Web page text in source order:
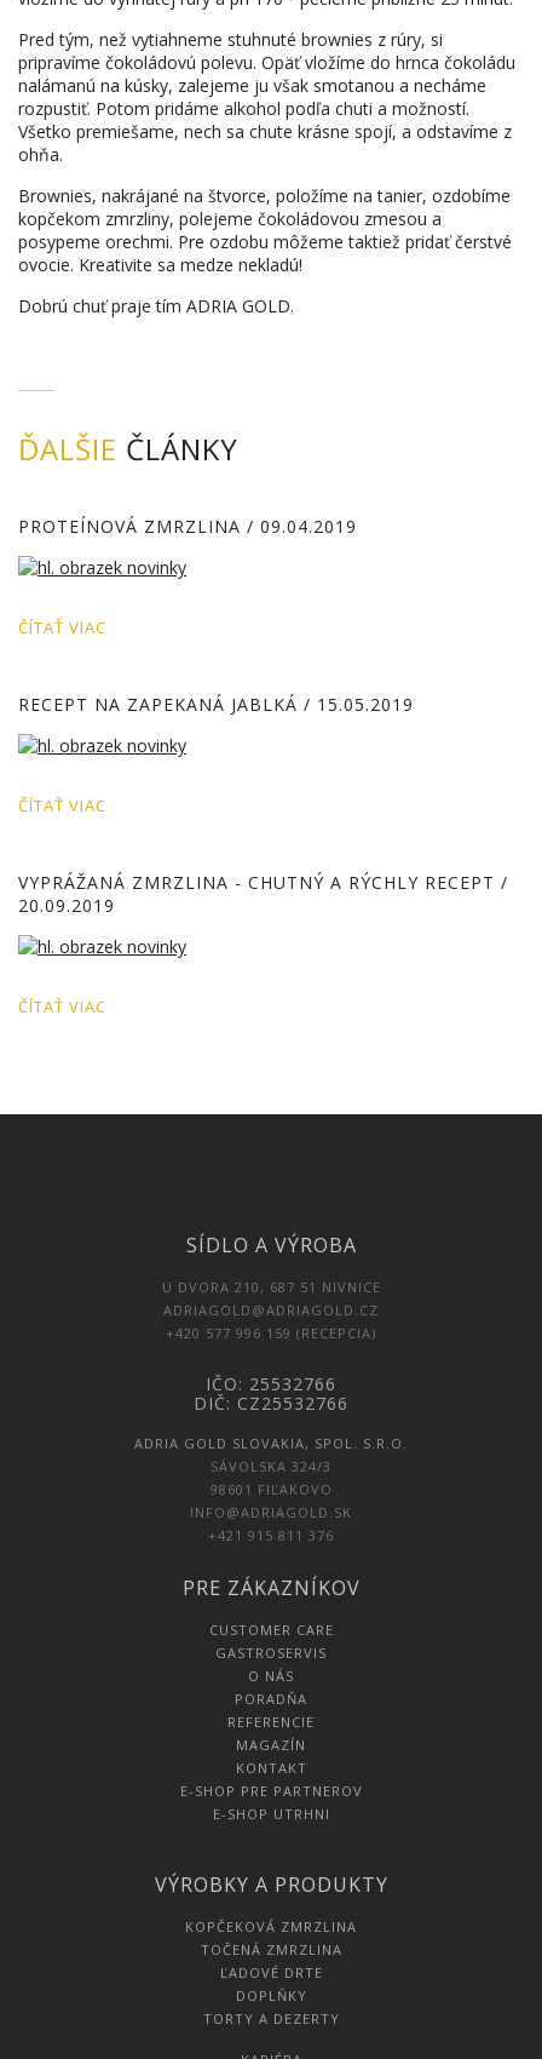
Pred tým, než vytiahneme stuhnuté brownies z rúry, si
pripravíme čokoládovú polevu. Opäť vložíme do hrnca čokoládu
nalámanú na kúsky, zalejeme ju však smotanou a necháme
rozpustiť. Potom pridáme alkohol podľa chuti a možností.
Všetko premiešame, nech sa chute krásne spojí, a odstavíme z
ohňa.
Brownies, nakrájané na štvorce, položíme na tanier, ozdobíme
kopčekom zmrzliny, polejeme čokoládovou zmesou a
posypeme orechmi. Pre ozdobu môžeme taktiež pridať čerstvé
ovocie. Kreativite sa medze nekladú!
Dobrú chuť praje tím ADRIA GOLD.
ĎALŠIE ČLÁNKY
PROTEÍNOVÁ ZMRZLINA / 09.04.2019
ČÍTAŤ VIAC
RECEPT NA ZAPEKANÁ JABLKÁ / 15.05.2019
ČÍTAŤ VIAC
VYPRÁŽANÁ ZMRZLINA - CHUTNÝ A RÝCHLY RECEPT /
20.09.2019
ČÍTAŤ VIAC
SÍDLO A VÝROBA
U DVORA 210, 687 51 NIVNICE
ADRIAGOLD@ADRIAGOLD.CZ
+420 577 996 159 (RECEPCIA)
IČO: 25532766
DIČ: CZ25532766
ADRIA GOLD SLOVAKIA, SPOL. S.R.O.
SÁVOLSKA 324/3
98601 FIĽAKOVO
INFO@ADRIAGOLD.SK
+421 915 811 376
PRE ZÁKAZNÍKOV
CUSTOMER CARE
GASTROSERVIS
O NÁS
PORADŇA
REFERENCIE
MAGAZÍN
KONTAKT
E-SHOP PRE PARTNEROV
E-SHOP UTRHNI
VÝROBKY A PRODUKTY
KOPČEKOVÁ ZMRZLINA
TOČENÁ ZMRZLINA
ĽADOVÉ DRTE
DOPLŇKY
TORTY A DEZERTY